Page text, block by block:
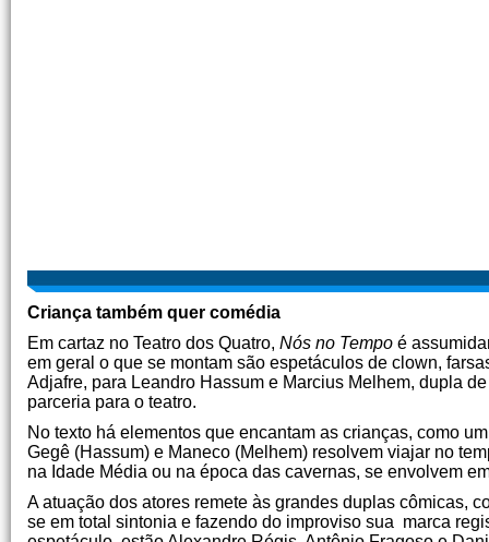
Criança também quer comédia
Em cartaz no Teatro dos Quatro, Nós no Tempo é
em geral o que se montam são espetáculos de clown,
Adjafre, para Leandro Hassum e Marcius Melhem, dupla
parceria para o teatro.
No texto há elementos que encantam as crianças, como
Gegê (Hassum) e Maneco (Melhem) resolvem viajar no
na Idade Média ou na época das cavernas, se envolvem
A atuação dos atores remete às grandes duplas cômicas,
se em total sintonia e fazendo do improviso sua marca